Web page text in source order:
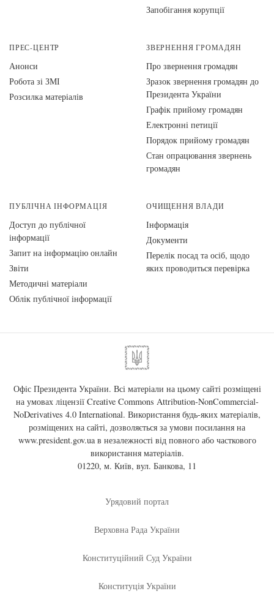
Запобігання корупції
ПРЕС-ЦЕНТР
Анонси
Робота зі ЗМІ
Розсилка матеріалів
ЗВЕРНЕННЯ ГРОМАДЯН
Про звернення громадян
Зразок звернення громадян до
Президента України
Графік прийому громадян
Електронні петиції
Порядок прийому громадян
Стан опрацювання звернень
громадян
ПУБЛІЧНА ІНФОРМАЦІЯ
Доступ до публічної
інформації
Запит на інформацію онлайн
Звіти
Методичні матеріали
Облік публічної інформації
ОЧИЩЕННЯ ВЛАДИ
Інформація
Документи
Перелік посад та осіб, щодо
яких проводиться перевірка
Офіс Президента України. Всі матеріали на цьому сайті розміщені
на умовах ліцензії Creative Commons Attribution-NonCommercial-
NoDerivatives 4.0 International. Використання будь-яких матеріалів,
розміщених на сайті, дозволяється за умови посилання на
www.president.gov.uaв незалежності від повного або часткового
використання матеріалів.
01220, м. Київ, вул. Банкова, 11
Урядовий портал
Верховна Рада України
Конституційний Суд України
Конституція України